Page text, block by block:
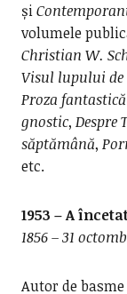
și
volumele
Christian W.
Visul lupului de
Proza
gnostic, Despre
săptămână,
etc.
1953 – A
1856 – 31
Autor de